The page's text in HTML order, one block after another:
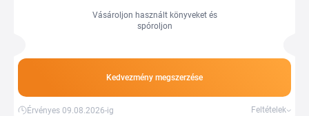
Vásároljon használt könyveket és
spóroljon
Kedvezmény megszerzése
Érvényes 09.08.2026-ig Feltételek